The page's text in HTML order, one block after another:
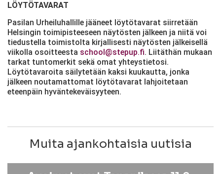
LÖYTÖTAVARAT
Pasilan Urheiluhallille jääneet löytötavarat siirretään
Helsingin toimipisteeseen näytösten jälkeen ja niitä voi
tiedustella toimistolta kirjallisesti näytösten jälkeisellä
viikolla osoitteesta school@stepup.fi. Liitäthän mukaan
tarkat tuntomerkit sekä omat yhteystietosi.
Löytötavaroita säilytetään kaksi kuukautta, jonka
jälkeen noutamattomat löytötavarat lahjoitetaan
eteenpäin hyväntekeväisyyteen.
Muita ajankohtaisia uutisia